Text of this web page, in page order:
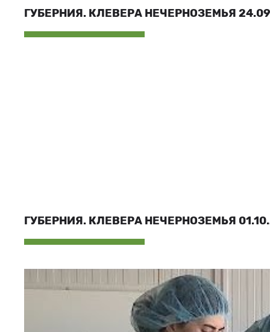
ГУБЕРНИЯ. КЛЕВЕРА НЕЧЕРНОЗЕМЬЯ
ГУБЕРНИЯ. КЛЕВЕРА НЕЧЕРНОЗЕМЬЯ